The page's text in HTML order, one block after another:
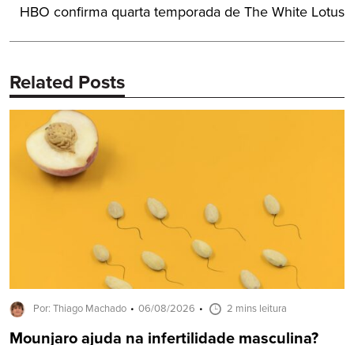
Próximo
HBO confirma quarta temporada de The White Lotus
Related Posts
Por: Thiago Machado 06/08/2026 2 mins leitura
Mounjaro ajuda na infertilidade masculina?